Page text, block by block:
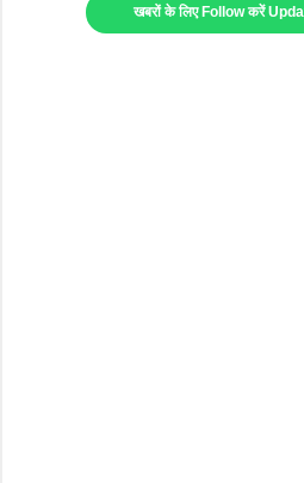
खबरों के लिए Follow करें